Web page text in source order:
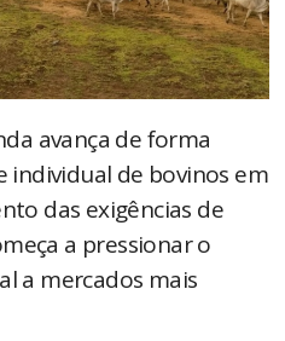
avança de forma
individual de bovinos em
das exigências de
a pressionar o
a mercados mais